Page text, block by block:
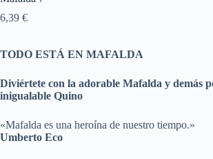
6,39 €
TODO ESTÁ EN MAFALDA
Diviértete con la adorable Mafalda y demás
inigualable Quino
«Mafalda es una heroína de nuestro tiempo.»
Umberto Eco